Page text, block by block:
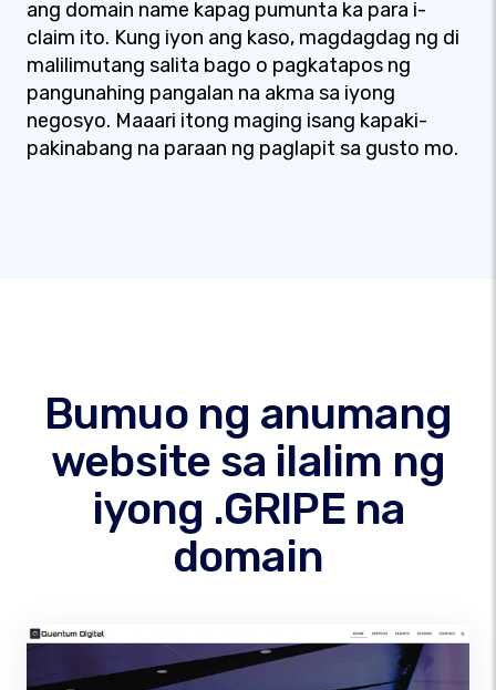
ang domain name kapag pumunta ka para i-
claim ito. Kung iyon ang kaso, magdagdag ng di
malilimutang salita bago o pagkatapos ng
pangunahing pangalan na akma sa iyong
negosyo. Maaari itong maging isang kapaki-
pakinabang na paraan ng paglapit sa gusto mo.
Bumuo ng anumang
website sa ilalim ng
iyong .GRIPE na
domain